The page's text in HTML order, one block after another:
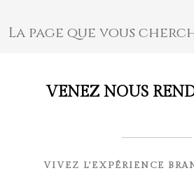
La page que vous
VENEZ NOUS
VIVEZ L'EXPÉRIENCE